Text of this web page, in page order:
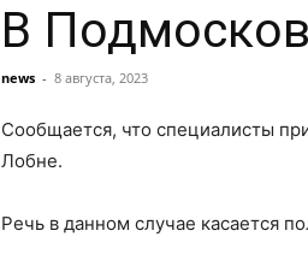
В
news - 8 августа, 2023
Сообщается, что специалисты
Лобне.
Речь в данном случае касается